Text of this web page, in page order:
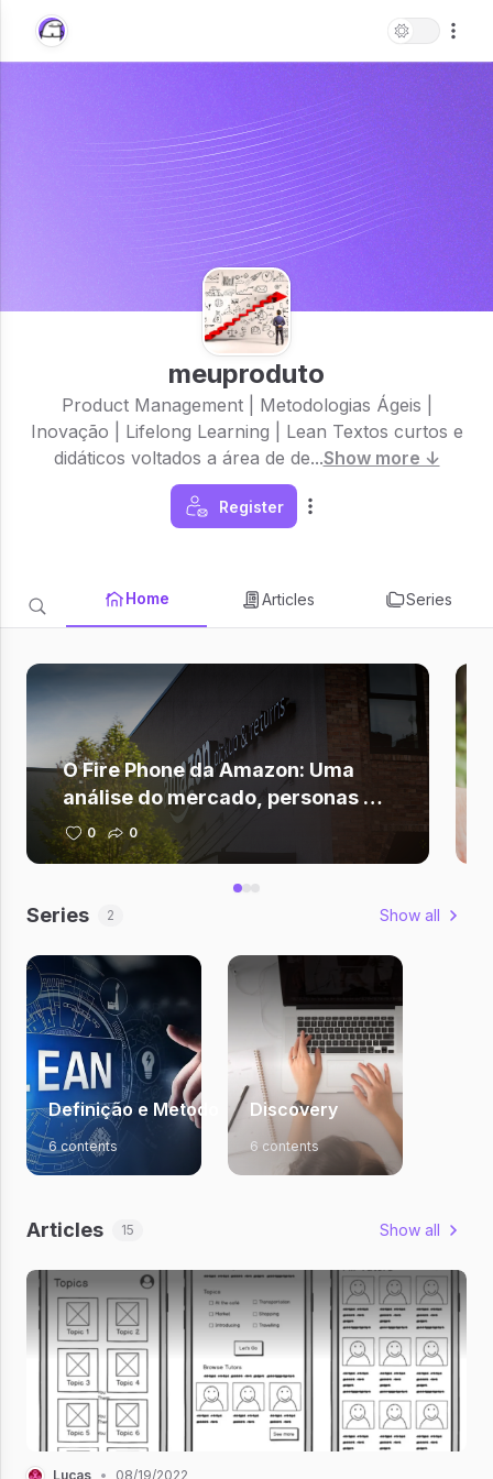
meuproduto
Product Management | Metodologias Ágeis |
Inovação | Lifelong Learning | Lean Textos curtos e
didáticos voltados a área de de...Show more ↓
Register
Home Articles Series
O Fire Phone da Amazon: Uma
análise do mercado, personas e
razões para o seu insucesso
0 0
Series 2 Show all
Definição e Metodologia
6 contents
Discovery
6 contents
Articles 15 Show all
Lucas • 08/19/2022